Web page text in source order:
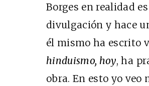
Borges en realidad
divulgación y hace
él mismo ha escrito
hinduismo, hoy, ha
obra. En esto yo